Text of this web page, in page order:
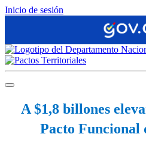
Inicio de sesión
A $1,8 billones
Pacto Funcional